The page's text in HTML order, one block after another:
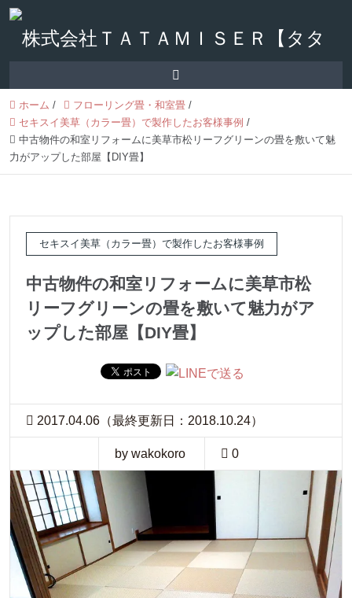
ホーム / フローリング畳・和室畳 /
セキスイ美草（カラー畳）で製作したお客様事例 /
中古物件の和室リフォームに美草市松リーフグリーンの畳を敷いて魅
力がアップした部屋【DIY畳】
セキスイ美草（カラー畳）で製作したお客様事例
中古物件の和室リフォームに美草市松
リーフグリーンの畳を敷いて魅力がア
ップした部屋【DIY畳】
2017.04.06（最終更新日：2018.10.24）
by wakokoro 0